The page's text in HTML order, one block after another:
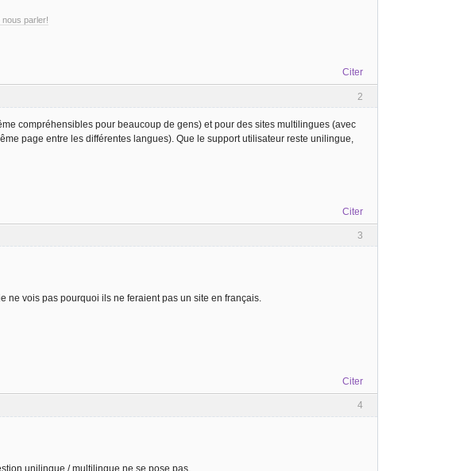
nous parler!
Citer
2
compréhensibles pour beaucoup de gens) et pour des sites multilingues (avec
page entre les différentes langues). Que le support utilisateur reste unilingue,
Citer
3
ne vois pas pourquoi ils ne feraient pas un site en français.
Citer
4
unilingue / multilingue ne se pose pas.